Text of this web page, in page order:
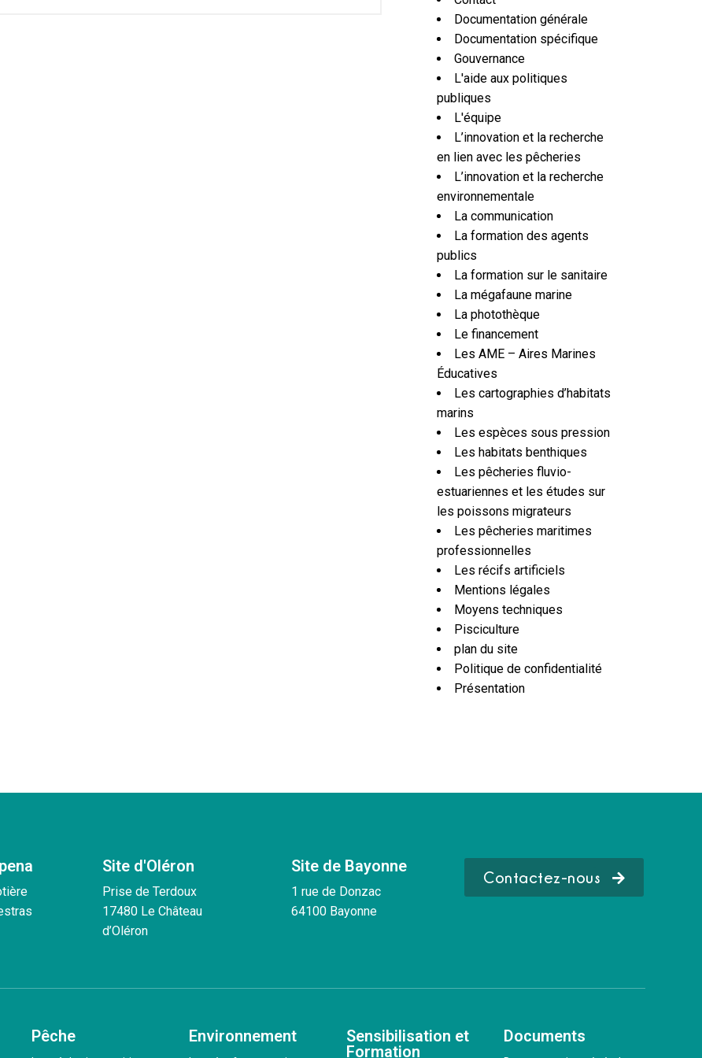
Documentation générale
Documentation spécifique
Gouvernance
L'aide aux politiques
publiques
L'équipe
L’innovation et la recherche
en lien avec les pêcheries
L’innovation et la recherche
environnementale
La communication
La formation des agents
publics
La formation sur le sanitaire
La mégafaune marine
La photothèque
Le financement
Les AME – Aires Marines
Éducatives
Les cartographies d’habitats
marins
Les espèces sous pression
Les habitats benthiques
Les pêcheries fluvio-
estuariennes et les études sur
les poissons migrateurs
Les pêcheries maritimes
professionnelles
Les récifs artificiels
Mentions légales
Moyens techniques
Pisciculture
plan du site
Politique de confidentialité
Présentation
Site d'Oléron
Prise de Terdoux
17480 Le Château
d’Oléron
Site de Bayonne
1 rue de Donzac
64100 Bayonne
Contactez-nous
Pêche Environnement
Sensibilisation et
Formation
Documents